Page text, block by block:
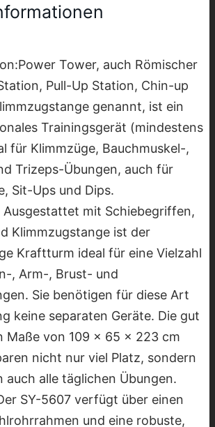
Tower, auch Römischer
Pull-Up Station, Chin-up
genannt, ist ein
Trainingsgerät (mindestens
für Klimmzüge, Bauchmuskel-,
Trizeps-Übungen, auch für
Sit-Ups und Dips.
Ausgestattet mit Schiebegriffen,
Klimmzugstange ist der
Kraftturm ideal für eine Vielzahl
, Arm-, Brust- und
Sie benötigen für diese Art
keine separaten Geräte. Die gut
Maße von 109 x 65 x 223 cm
nicht nur viel Platz, sondern
auch alle täglichen Übungen.
SY-5607 verfügt über einen
und eine robuste,